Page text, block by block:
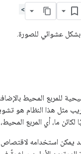
عشوائي للصورة.
للمربع المحيط
مثل هذا النظام هو
ما، أي المربع